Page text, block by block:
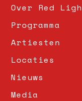
Over Red
Programma
Artiesten
Locaties
Nieuws
Media